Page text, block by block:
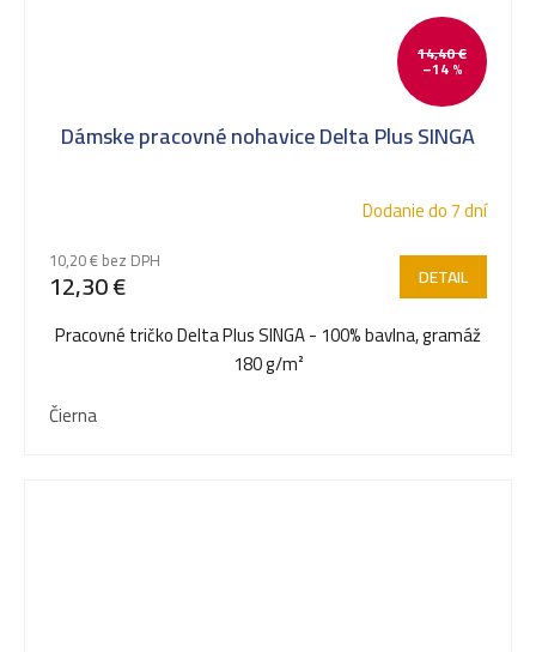
14,40 €
–14 %
Dámske pracovné nohavice Delta Plus SINGA
Dodanie do 7 dní
10,20 € bez DPH
12,30 € DETAIL
Pracovné tričko Delta Plus SINGA - 100% bavlna, gramáž
180 g/m²
Čierna